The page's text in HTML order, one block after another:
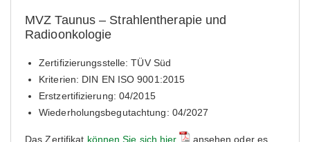
MVZ Taunus – Strahlentherapie und
Radioonkologie
Zertifizierungsstelle: TÜV Süd
Kriterien: DIN EN ISO 9001:2015
Erstzertifizierung: 04/2015
Wiederholungsbegutachtung: 04/2027
Das Zertifikat können Sie sich hier ansehen oder es